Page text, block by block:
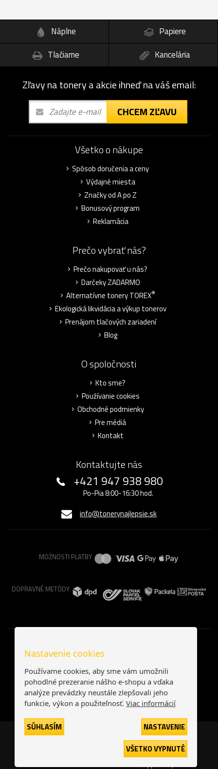
Náplne
Papiere
Tlačiarne
Kancelária
Zľavy na tonery a akcie ihneď na váš email:
CHCEM ZĽAVU
Všetko o nákupe
Spôsob doručenia a ceny
Výdajné miesta
Značky od A po Z
Bonusový program
Reklamácia
Prečo vybrať nás?
Prečo nakupovať u nás?
Darčeky ZADARMO
Alternatívne tonery TOREX®
Ekologická likvidácia a výkup tonerov
Prenájom tlačových zariadení
Blog
O spoločnosti
Kto sme?
Používanie cookies
Obchodné podmienky
Pre médiá
Kontakt
Kontaktujte nás
+421 947 938 980
Po-Pia 8:00-16:30 hod.
info@tonerynajlepsie.sk
MOŽNOSTI PLATBY
DOPRAVNÉ METÓDY
Slovensko
Všetky práva vyhradené
Nastavenie cookies
Používame cookies, aby sme vám umožnili
pohodlné prezeranie nášho e-shopu a vďaka
analýze prevádzky neustále zlepšovali jeho
funkcie, výkon a použiteľnosť. Viac informácií
SÚHLASÍM
NASTAVENIE
VŠETKO VYPNUTÉ